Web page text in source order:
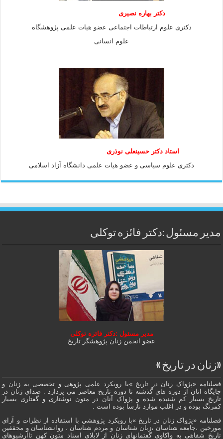
دکتر بهاره نصیری
دکتری علوم ارتباطات اجتماعی عضو هیات علمی پژوهشگاه
علوم انسانی
استاد دكتر حسينعلی نوذری
دكتری علوم سياسی و عضو هيات علمی دانشگاه آزاد اسلامی
مدیر مسئول :دکتر فائزه توکلی
مدیر مسئول :دکتر فائزه توکلی
عضو انجمن زنان پژوهشگر تاریخ
«زنان در تاریخ »
فصلنامه «پژواک زنان در تاریخ »با رویکرد علمی پژوهى و تخصصی به زنان و
جایگاه انان از دوره هاى گذشته تا دوره تاریخ معاصر می پردازد . صدای زنان در
تاریخ بسیار کم شنیده شده و پژواک آنان در متون نوشتاری و گفتاری بسیار
کمرنگ بوده و در اغلب موارد نارسا بوده است .
فصلنامه «پژواک زنان در تاریخ »با رویکرد پژوهشي با استفاده از نظرات و آرای
مورخین ،جامعه شناسان ،زبان شناسان و مردم شناسان ، روانشناسان و محققین
تاریخ شفاهی به واکاوی گفتمانهاى زنان از لابلای اسناد متون کهن تاآرشیوهای